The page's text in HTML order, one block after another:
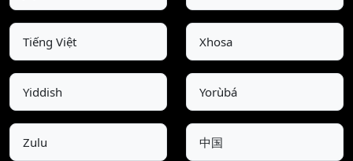
Tiếng Việt Xhosa
Yiddish Yorùbá
Zulu 中国